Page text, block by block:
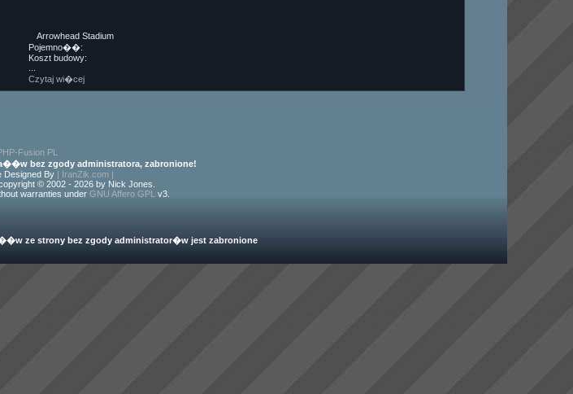
Arrowhead Stadium
Pojemno��:
Koszt budowy:
Czytaj wi�cej
Fusion PL
bez zgody administratora, zabronione!
Designed By | IranZik.com |
© 2002 - 2026 by Nick Jones.
warranties under GNU Affero GPL v3.
ze strony bez zgody administrator�w jest zabronione